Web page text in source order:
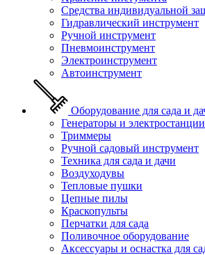
Средства индивидуальной
Гидравлический инструмент
Ручной инструмент
Пневмоинструмент
Электроинструмент
Автоинструмент
Оборудование для сада и
Генераторы и
Триммеры
Ручной садовый инструмент
Техника для сада и дачи
Воздуходувы
Тепловые пушки
Цепные пилы
Краскопульты
Перчатки для сада
Поливочное оборудование
Аксессуары и оснастка для